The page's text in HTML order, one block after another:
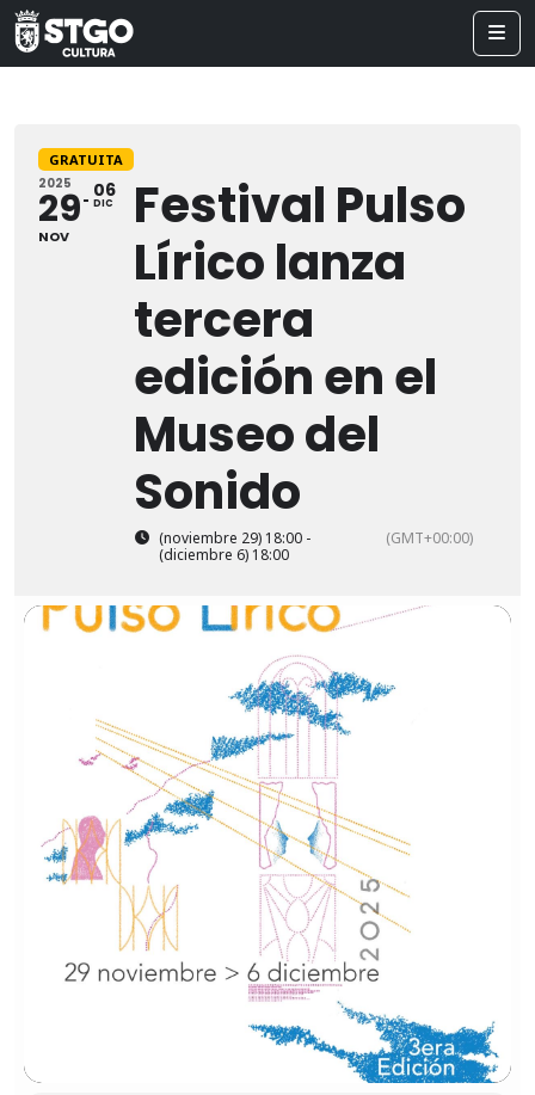
GRATUITA
2025
29
NOV
06
DIC
Festival Pulso
Lírico lanza
tercera
edición en el
Museo del
Sonido
(noviembre 29) 18:00 -
(diciembre 6) 18:00
(GMT+00:00)